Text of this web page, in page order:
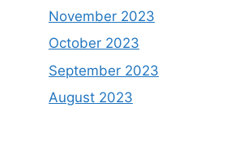
November 2023
October 2023
September 2023
August 2023